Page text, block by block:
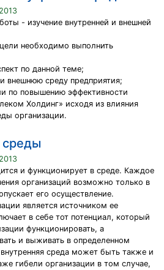
- изучение внутренней и внешней
необходимо выполнить
по данной теме;
внешнюю среду предприятия;
по повышению эффективности
Холдинг» исходя из влияния
организации.
и функционирует в среде. Каждое
организаций возможно только в
его осуществление.
является источником ее
в себе тот потенциал, который
функционировать, а
и выживать в определенном
среда может быть также и
гибели организации в том случае,